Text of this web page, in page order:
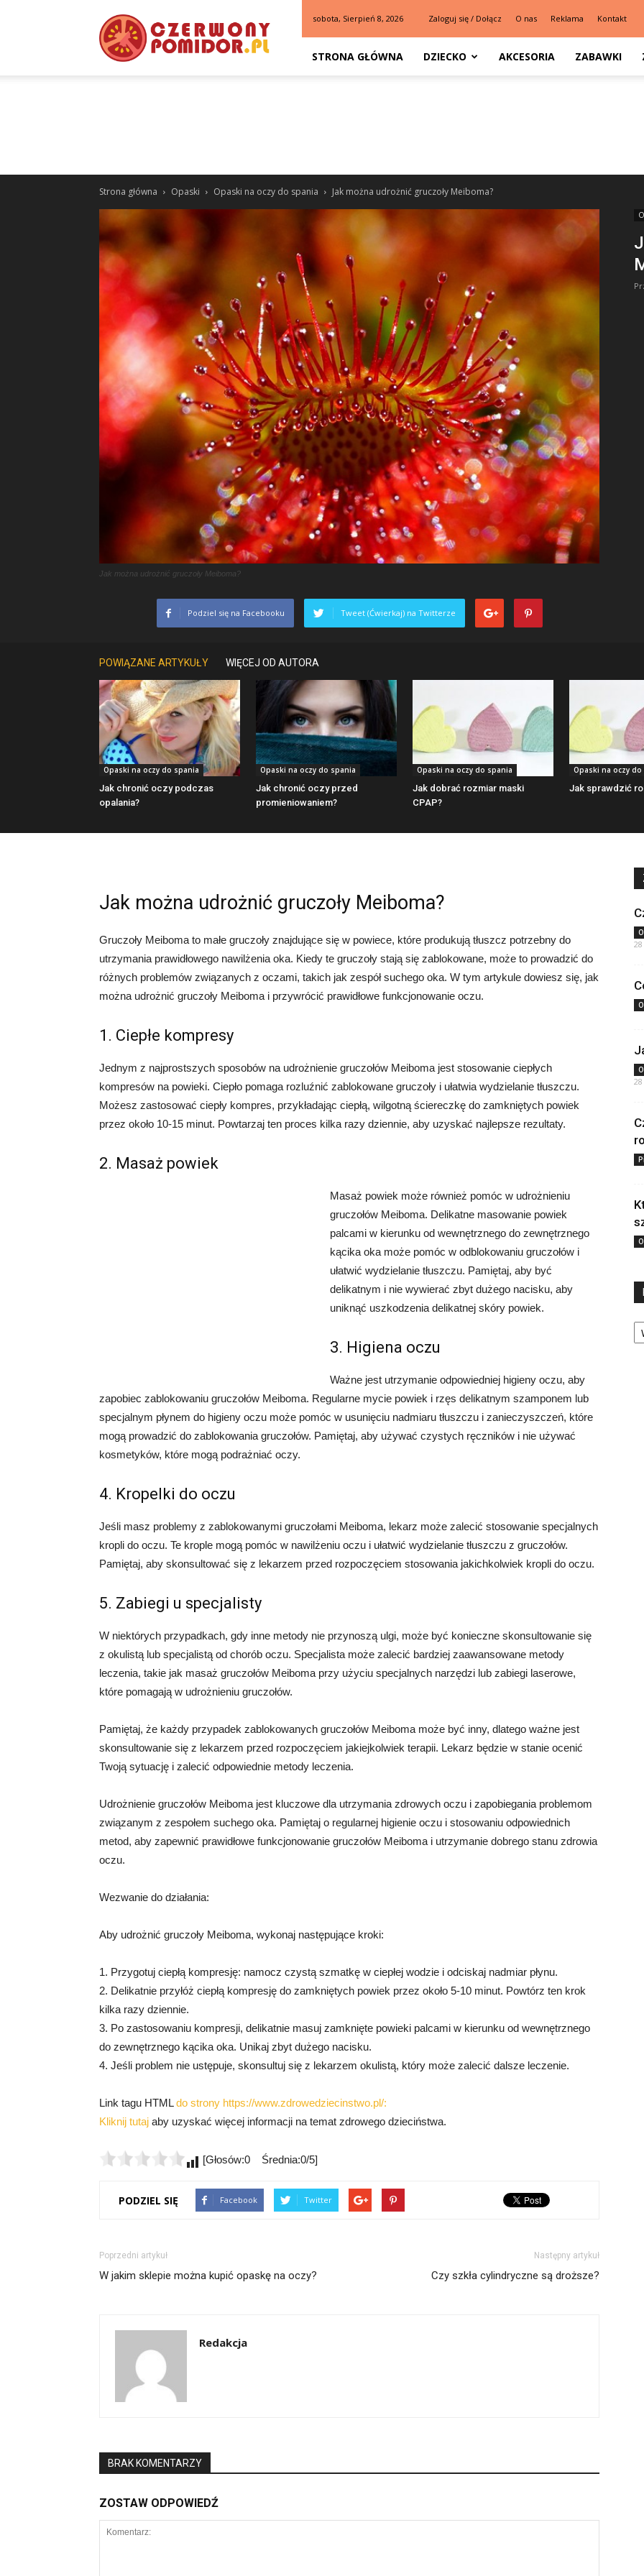
sobota, Sierpień 8, 2026 Zaloguj się / Dołącz O nas Reklama Kontakt
STRONA GŁÓWNA DZIECKO AKCESORIA ZABAWKI
Strona główna Opaski Opaski na oczy do spania Jak można udrożnić gruczoły Meiboma?
Jak można udrożnić gruczoły Meiboma?
Podziel się na Facebooku Tweet (Ćwierkaj) na Twitterze
POWIĄZANE ARTYKUŁY WIĘCEJ OD AUTORA
Opaski na oczy do spania
Jak chronić oczy podczas
opalania?
Opaski na oczy do spania
Jak chronić oczy przed
promieniowaniem?
Opaski na oczy do spania
Jak dobrać rozmiar maski
CPAP?
Opaski na oczy do
Jak sprawdzić
Jak można udrożnić gruczoły Meiboma?
Gruczoły Meiboma to małe gruczoły znajdujące się w powiece, które produkują tłuszcz potrzebny do
utrzymania prawidłowego nawilżenia oka. Kiedy te gruczoły stają się zablokowane, może to prowadzić do
różnych problemów związanych z oczami, takich jak zespół suchego oka. W tym artykule dowiesz się, jak
można udrożnić gruczoły Meiboma i przywrócić prawidłowe funkcjonowanie oczu.
1. Ciepłe kompresy
Jednym z najprostszych sposobów na udrożnienie gruczołów Meiboma jest stosowanie ciepłych
kompresów na powieki. Ciepło pomaga rozluźnić zablokowane gruczoły i ułatwia wydzielanie tłuszczu.
Możesz zastosować ciepły kompres, przykładając ciepłą, wilgotną ściereczkę do zamkniętych powiek
przez około 10-15 minut. Powtarzaj ten proces kilka razy dziennie, aby uzyskać najlepsze rezultaty.
2. Masaż powiek
Masaż powiek może również pomóc w udrożnieniu
gruczołów Meiboma. Delikatne masowanie powiek
palcami w kierunku od wewnętrznego do zewnętrznego
kącika oka może pomóc w odblokowaniu gruczołów i
ułatwić wydzielanie tłuszczu. Pamiętaj, aby być
delikatnym i nie wywierać zbyt dużego nacisku, aby
uniknąć uszkodzenia delikatnej skóry powiek.
3. Higiena oczu
Ważne jest utrzymanie odpowiedniej higieny oczu, aby
zapobiec zablokowaniu gruczołów Meiboma. Regularne mycie powiek i rzęs delikatnym szamponem lub
specjalnym płynem do higieny oczu może pomóc w usunięciu nadmiaru tłuszczu i zanieczyszczeń, które
mogą prowadzić do zablokowania gruczołów. Pamiętaj, aby używać czystych ręczników i nie używać
kosmetyków, które mogą podrażniać oczy.
4. Kropelki do oczu
Jeśli masz problemy z zablokowanymi gruczołami Meiboma, lekarz może zalecić stosowanie specjalnych
kropli do oczu. Te krople mogą pomóc w nawilżeniu oczu i ułatwić wydzielanie tłuszczu z gruczołów.
Pamiętaj, aby skonsultować się z lekarzem przed rozpoczęciem stosowania jakichkolwiek kropli do oczu.
5. Zabiegi u specjalisty
W niektórych przypadkach, gdy inne metody nie przynoszą ulgi, może być konieczne skonsultowanie się
z okulistą lub specjalistą od chorób oczu. Specjalista może zalecić bardziej zaawansowane metody
leczenia, takie jak masaż gruczołów Meiboma przy użyciu specjalnych narzędzi lub zabiegi laserowe,
które pomagają w udrożnieniu gruczołów.
Pamiętaj, że każdy przypadek zablokowanych gruczołów Meiboma może być inny, dlatego ważne jest
skonsultowanie się z lekarzem przed rozpoczęciem jakiejkolwiek terapii. Lekarz będzie w stanie ocenić
Twoją sytuację i zalecić odpowiednie metody leczenia.
Udrożnienie gruczołów Meiboma jest kluczowe dla utrzymania zdrowych oczu i zapobiegania problemom
związanym z zespołem suchego oka. Pamiętaj o regularnej higienie oczu i stosowaniu odpowiednich
metod, aby zapewnić prawidłowe funkcjonowanie gruczołów Meiboma i utrzymanie dobrego stanu zdrowia
oczu.
Wezwanie do działania:
Aby udrożnić gruczoły Meiboma, wykonaj następujące kroki:
1. Przygotuj ciepłą kompresję: namocz czystą szmatkę w ciepłej wodzie i odciskaj nadmiar płynu.
2. Delikatnie przyłóż ciepłą kompresję do zamkniętych powiek przez około 5-10 minut. Powtórz ten krok
kilka razy dziennie.
3. Po zastosowaniu kompresji, delikatnie masuj zamknięte powieki palcami w kierunku od wewnętrznego
do zewnętrznego kącika oka. Unikaj zbyt dużego nacisku.
4. Jeśli problem nie ustępuje, skonsultuj się z lekarzem okulistą, który może zalecić dalsze leczenie.
Link tagu HTMLdo strony https://www.zdrowedziecinstwo.pl/:
Kliknij tutaj aby uzyskać więcej informacji na temat zdrowego dzieciństwa.
[Głosów:0 Średnia:0/5]
PODZIEL SIĘ Facebook Twitter
Poprzedni artykuł
W jakim sklepie można kupić opaskę na oczy?
Następny artykuł
Czy szkła cylindryczne są droższe?
Redakcja
BRAK KOMENTARZY
ZOSTAW ODPOWIEDŹ